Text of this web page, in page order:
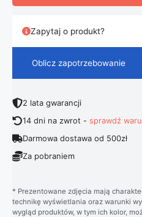
Zapytaj o produkt?
Oblicz zapotrzebowanie
2 lata gwarancji
14 dni na zwrot -sprawdź
Darmowa dostawa od 500zł
Za pobraniem
* Prezentowane zdjęcia mają
technikę wyświetlania oraz warunki
wygląd produktów, w tym ich kolor,